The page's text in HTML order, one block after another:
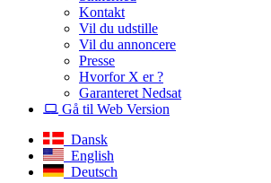
Kontakt
Vil du udstille
Vil du annoncere
Presse
Hvorfor X er ?
Garanteret Nedsat
Gå til Web Version
Dansk
English
Deutsch